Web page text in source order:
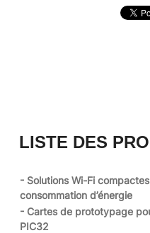
LISTE DES
- Solutions Wi-Fi
consommation d’énergie
- Cartes de prototypage
PIC32